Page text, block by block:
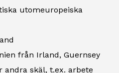
utomeuropeiska
från Irland, Guernsey
andra skäl, t.ex. arbete